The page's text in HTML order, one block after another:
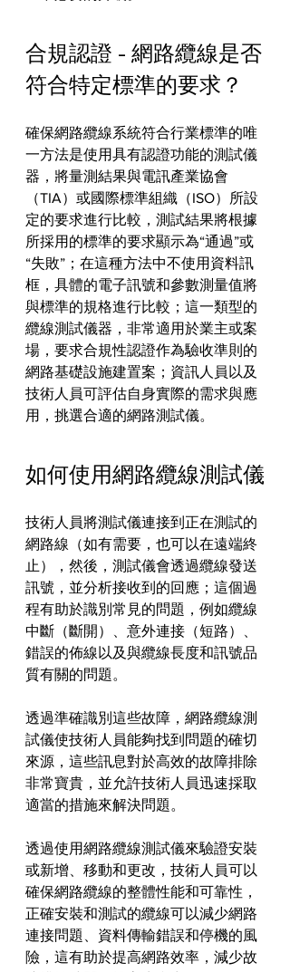
合規認證 - 網路纜線是否
符合特定標準的要求？
確保網路纜線系統符合行業標準的唯
一方法是使用具有認證功能的測試儀
器，將量測結果與電訊產業協會
（TIA）或國際標準組織（ISO）所設
定的要求進行比較，測試結果將根據
所採用的標準的要求顯示為“通過”或
“失敗”；在這種方法中不使用資料訊
框，具體的電子訊號和參數測量值將
與標準的規格進行比較；這一類型的
纜線測試儀器，非常適用於業主或案
場，要求合規性認證作為驗收準則的
網路基礎設施建置案；資訊人員以及
技術人員可評估自身實際的需求與應
用，挑選合適的網路測試儀。
如何使用網路纜線測試儀
技術人員將測試儀連接到正在測試的
網路線（如有需要，也可以在遠端終
止），然後，測試儀會透過纜線發送
訊號，並分析接收到的回應；這個過
程有助於識別常見的問題，例如纜線
中斷（斷開）、意外連接（短路）、
錯誤的佈線以及與纜線長度和訊號品
質有關的問題。
透過準確識別這些故障，網路纜線測
試儀使技術人員能夠找到問題的確切
來源，這些訊息對於高效的故障排除
非常寶貴，並允許技術人員迅速採取
適當的措施來解決問題。
透過使用網路纜線測試儀來驗證安裝
或新增、移動和更改，技術人員可以
確保網路纜線的整體性能和可靠性，
正確安裝和測試的纜線可以減少網路
連接問題、資料傳輸錯誤和停機的風
險，這有助於提高網路效率，減少故